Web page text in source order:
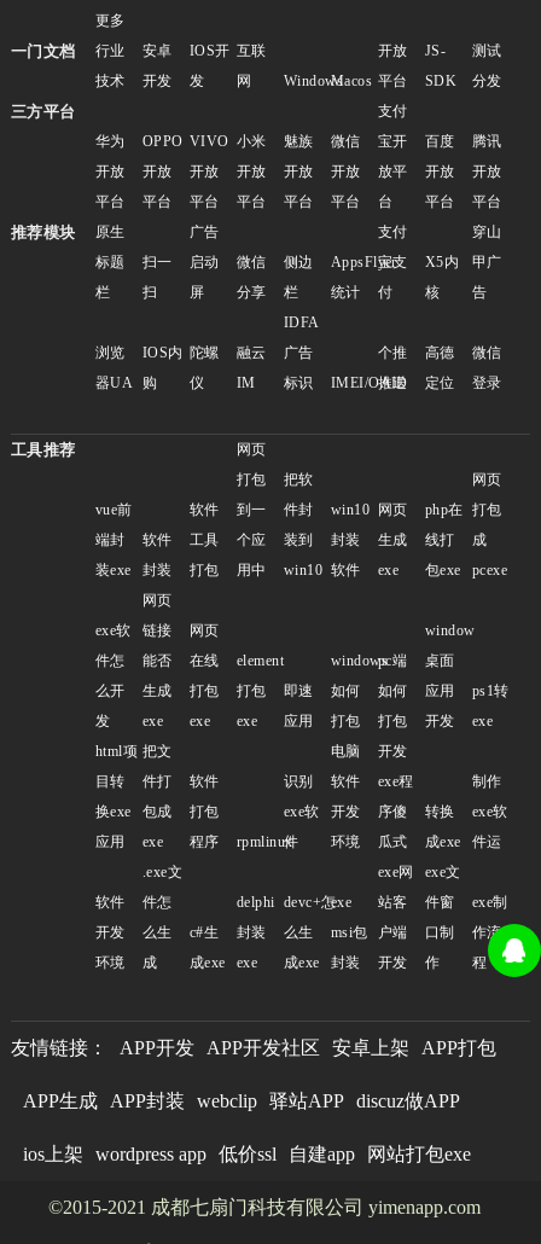
更多
一门文档
行业
技术
安卓
开发
IOS开
发
互联
网
WindowsMacos
开放
平台
JS-
SDK
测试
分发
三方平台
华为
开放
平台
OPPO
开放
平台
VIVO
开放
平台
小米
开放
平台
魅族
开放
平台
微信
开放
平台
支付
宝开
放平
台
百度
开放
平台
腾讯
开放
平台
推荐模块
原生
标题
栏
扫一
扫
广告
启动
屏
微信
分享
侧边
栏
AppsFlyer
统计
支付
宝支
付
X5内
核
穿山
甲广
告
浏览
器UA
IOS内
购
陀螺
仪
融云
IM
IDFA
广告
标识
IMEI/OAID
个推
推送
高德
定位
微信
登录
工具推荐
vue前
端封
装exe
软件
封装
软件
工具
打包
网页
打包
到一
个应
用中
把软
件封
装到
win10
win10
封装
软件
网页
生成
exe
php在
线打
包exe
网页
打包
成
pcexe
exe软
件怎
么开
发
网页
链接
能否
生成
exe
网页
在线
打包
exe
element
打包
exe
即速
应用
windows
如何
打包
pc端
如何
打包
window
桌面
应用
开发
ps1转
exe
html项
目转
换exe
应用
把文
件打
包成
exe
软件
打包
程序
rpmlinux
识别
exe软
件
电脑
软件
开发
环境
开发
exe程
序傻
瓜式
转换
成exe
制作
exe软
件运
软件
开发
环境
.exe文
件怎
么生
成
c#生
成exe
delphi
封装
exe
devc+怎
么生
成exe
exe
msi包
封装
exe网
站客
户端
开发
exe文
件窗
口制
作
exe制
作流
程
友情链接： APP开发 APP开发社区 安卓上架 APP打包
APP生成 APP封装 webclip 驿站APP discuz做APP
ios上架 wordpress app 低价ssl 自建app 网站打包exe
©2015-2021 成都七扇门科技有限公司 yimenapp.com